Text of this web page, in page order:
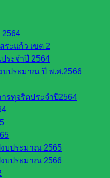
ะแก้ว เขต 2
ระจำปี 2564
บประมาณ ปี พ.ศ.2566
รทุจริตประจำปี2564
บประมาณ 2565
บประมาณ 2566
Design By SK2 ICT